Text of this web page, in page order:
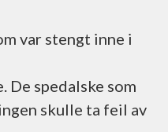
var stengt inne i
De spedalske som
skulle ta feil av